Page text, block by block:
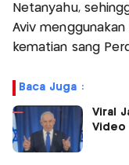
Netanyahu,
Aviv
kematian sang
Baca Juga :
Viral
Video